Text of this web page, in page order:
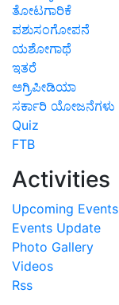
ತೋಟಗಾರಿಕೆ
ಪಶುಸಂಗೋಪನೆ
ಯಶೋಗಾಥೆ
ಇತರೆ
ಅಗ್ರಿಪೀಡಿಯಾ
ಸರ್ಕಾರಿ ಯೋಜನೆಗಳು
Quiz
FTB
Activities
Upcoming Events
Events Update
Photo Gallery
Videos
Rss